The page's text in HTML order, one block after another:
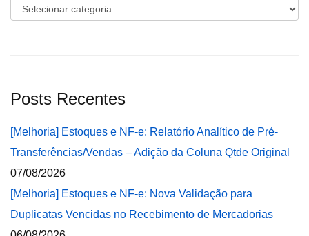
Categorias
Posts Recentes
[Melhoria] Estoques e NF-e: Relatório Analítico de Pré-
Transferências/Vendas – Adição da Coluna Qtde Original
07/08/2026
[Melhoria] Estoques e NF-e: Nova Validação para
Duplicatas Vencidas no Recebimento de Mercadorias